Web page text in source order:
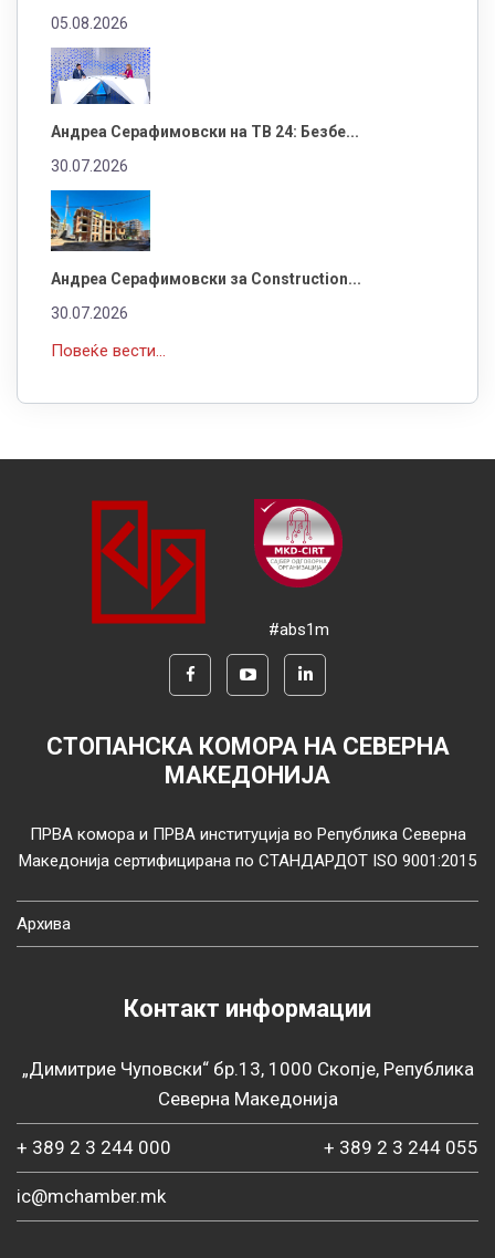
05.08.2026
Андреа Серафимовски на ТВ 24: Безбе...
30.07.2026
Андреа Серафимовски за Construction...
30.07.2026
Повеќе вести...
#abs1m
СТОПАНСКА КОМОРА НА СЕВЕРНА
МАКЕДОНИЈА
ПРВА комора и ПРВА институција во Република Северна
Македонија сертифицирана по СТАНДАРДОТ ISO 9001:2015
Архива
Контакт информации
„Димитрие Чуповски“ бр.13, 1000 Скопје, Република
Северна Македонија
+ 389 2 3 244 000 + 389 2 3 244 055
ic@mchamber.mk